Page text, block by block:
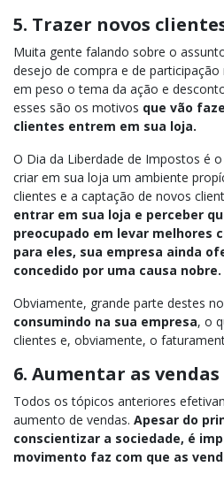
5. Trazer novos
Muita gente falando sobre o
desejo de compra e de
em peso o tema da ação e
esses são os motivos que vão
clientes entrem em sua loja.
O Dia da Liberdade de Impostos é
criar em sua loja um ambiente
clientes e a captação de novos
entrar em sua loja e perceber
preocupado em levar melhores
para eles, sua empresa ainda
concedido por uma causa nobre.
Obviamente, grande parte destes
consumindo na sua empresa, o
clientes e, obviamente, o
6. Aumentar as vendas
Todos os tópicos anteriores
aumento de vendas. Apesar do
conscientizar a sociedade, é
movimento faz com que as